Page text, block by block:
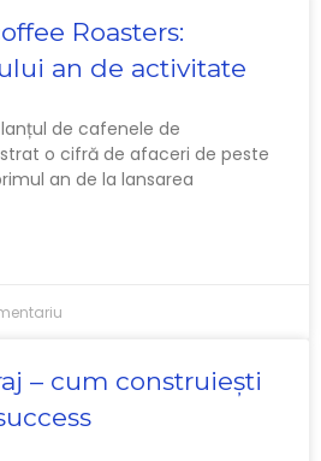
Roasters:
an de activitate
de cafenele de
o cifră de afaceri de peste
an de la lansarea
– cum construiești